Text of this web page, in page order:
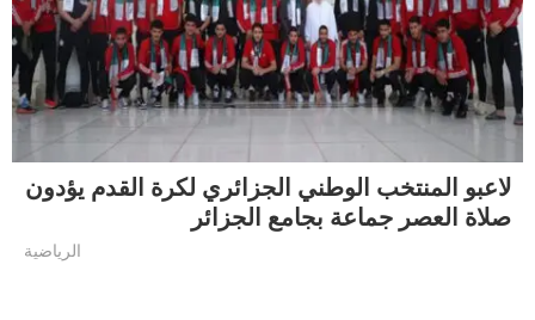
لاعبو المنتخب الوطني الجزائري لكرة القدم يؤدون
صلاة العصر جماعة بجامع الجزائر
الرياضية